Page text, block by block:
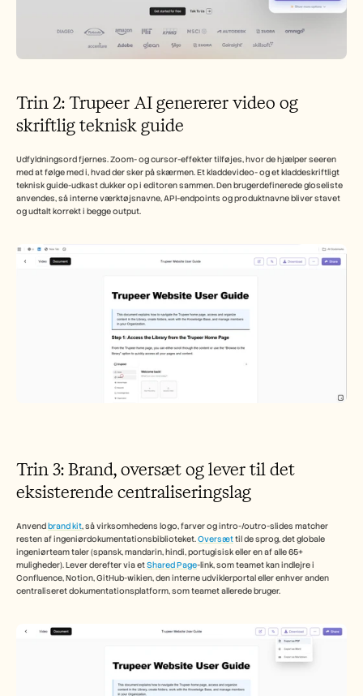
Trin 2: Trupeer AI genererer video og
skriftlig teknisk guide
Udfyldningsord fjernes. Zoom- og cursor-effekter tilføjes, hvor de hjælper seeren
med at følge med i, hvad der sker på skærmen. Et kladdevideo- og et kladdeskriftligt
teknisk guide-udkast dukker op i editoren sammen. Den brugerdefinerede gloseliste
anvendes, så interne værktøjsnavne, API-endpoints og produktnavne bliver stavet
og udtalt korrekt i begge output.
Trin 3: Brand, oversæt og lever til det
eksisterende centraliseringslag
Anvend brand kit, så virksomhedens logo, farver og intro-/outro-slides matcher
resten af ingeniørdokumentationsbiblioteket. Oversæt til de sprog, det globale
ingeniørteam taler (spansk, mandarin, hindi, portugisisk eller en af alle 65+
muligheder). Lever derefter via et Shared Page-link, som teamet kan indlejre i
Confluence, Notion, GitHub-wikien, den interne udviklerportal eller enhver anden
centraliseret dokumentationsplatform, som teamet allerede bruger.